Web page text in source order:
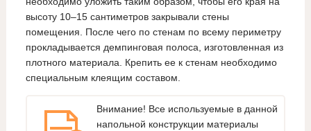
высоту 10–15 сантиметров закрывали стены
помещения. После чего по стенам по всему периметру
прокладывается демпинговая полоса, изготовленная из
плотного материала. Крепить ее к стенам необходимо
специальным клеящим составом.
Внимание! Все используемые в данной
напольной конструкции материалы